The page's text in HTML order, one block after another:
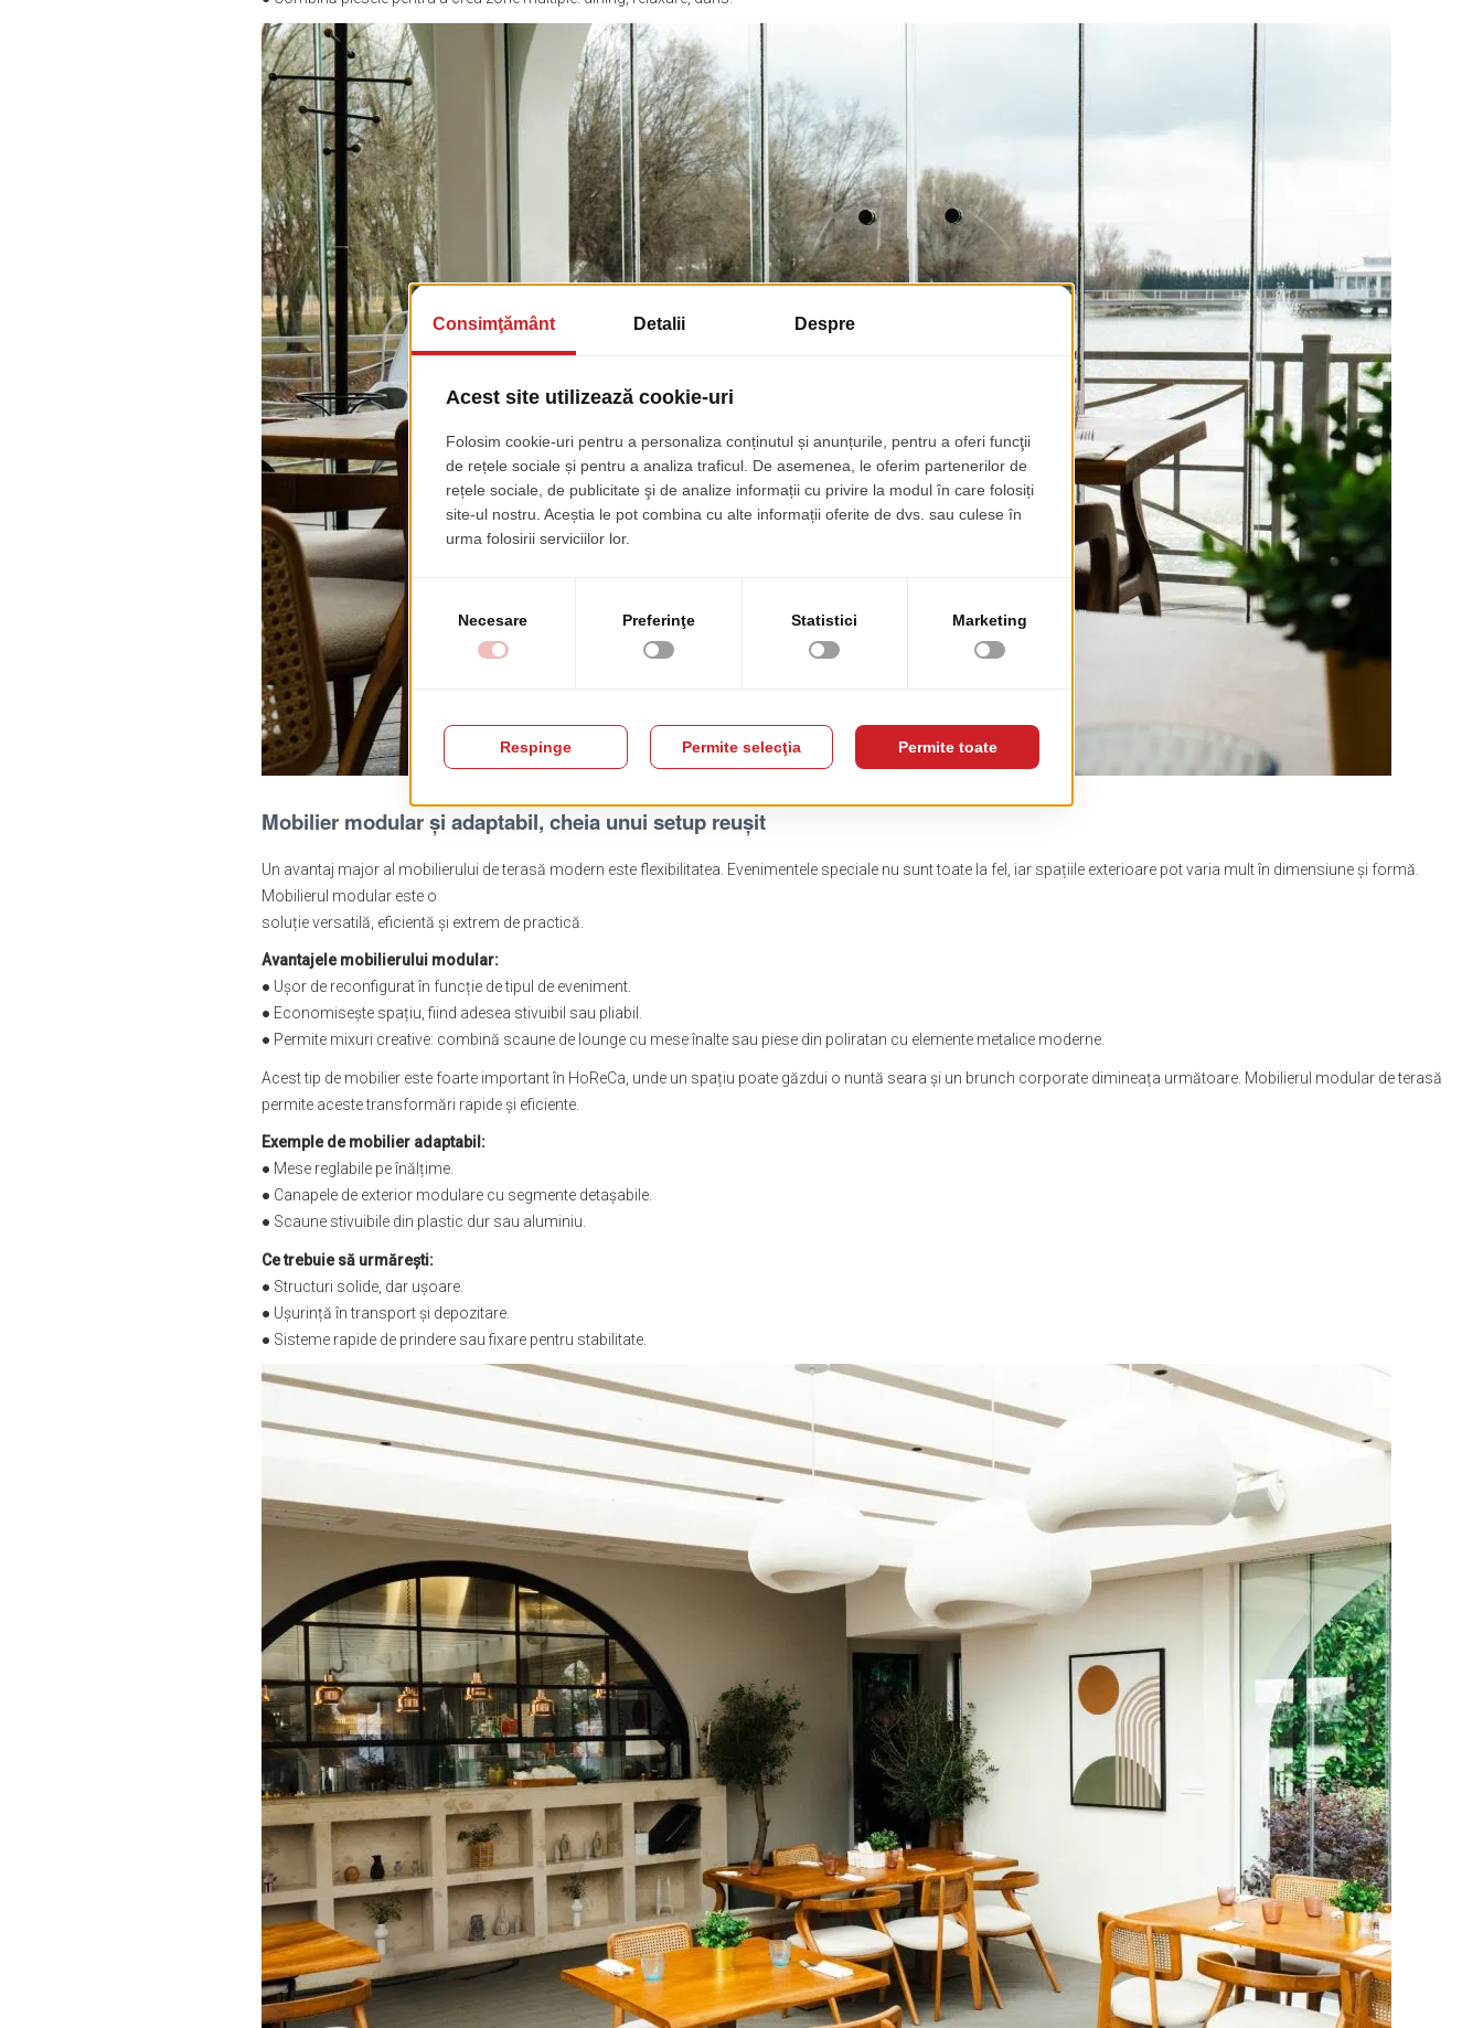
Mobilier modular și adaptabil, cheia unui setup reușit
Un avantaj major al mobilierului de terasă modern este flexibilitatea. Evenimentele speciale nu sunt toate la fel, iar spațiile exterioare pot varia mult în dimensiune și formă.
Mobilierul modular este o
soluție versatilă, eficientă și extrem de practică.
Avantajele mobilierului modular:
● Ușor de reconfigurat în funcție de tipul de eveniment.
● Economisește spațiu, fiind adesea stivuibil sau pliabil.
● Permite mixuri creative: combină scaune de lounge cu mese înalte sau piese din poliratan cu elemente metalice moderne.
Acest tip de mobilier este foarte important în HoReCa, unde un spațiu poate găzdui o nuntă seara și un brunch corporate dimineața următoare. Mobilierul modular de terasă
permite aceste transformări rapide și eficiente.
Exemple de mobilier adaptabil:
● Mese reglabile pe înălțime.
● Canapele de exterior modulare cu segmente detașabile.
● Scaune stivuibile din plastic dur sau aluminiu.
Ce trebuie să urmărești:
● Structuri solide, dar ușoare.
● Ușurință în transport și depozitare.
● Sisteme rapide de prindere sau fixare pentru stabilitate.